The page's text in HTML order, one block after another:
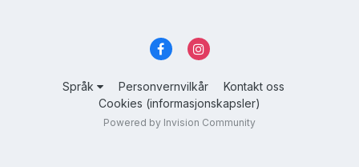
Språk Personvernvilkår
Kontakt oss
Cookies (informasjonskapsler)
Powered by Invision Community